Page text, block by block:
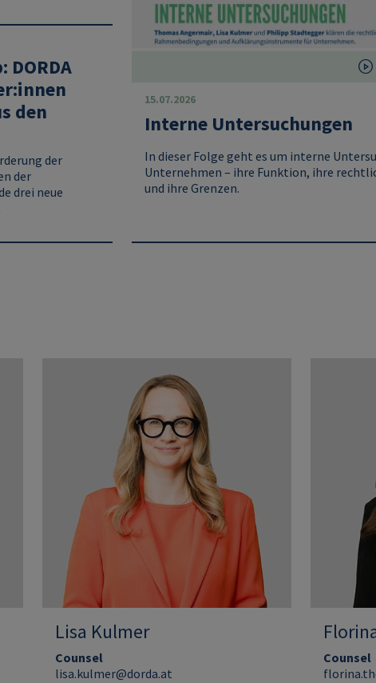
DORDA
den
der
der
drei neue
15.07.2026
Interne Untersuchungen
In dieser Folge geht es um interne
Unternehmen – ihre Funktion, ihre
und ihre Grenzen.
Lisa Kulmer
Counsel
lisa.kulmer@dorda.at
Counsel